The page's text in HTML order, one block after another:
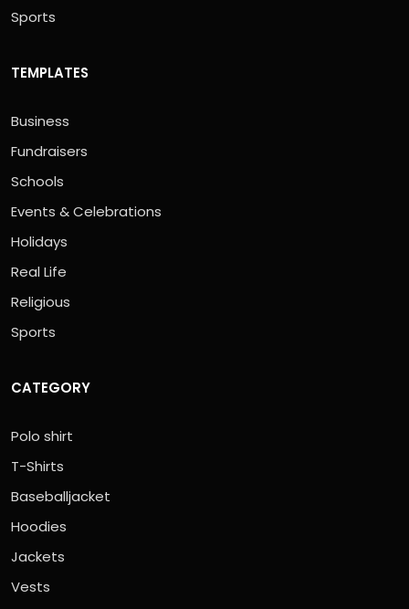
Sports
TEMPLATES
Business
Fundraisers
Schools
Events & Celebrations
Holidays
Real Life
Religious
Sports
CATEGORY
Polo shirt
T-Shirts
Baseballjacket
Hoodies
Jackets
Vests